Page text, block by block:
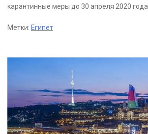
карантинные меры до 30 апреля 2020 года.
Метки: Египет